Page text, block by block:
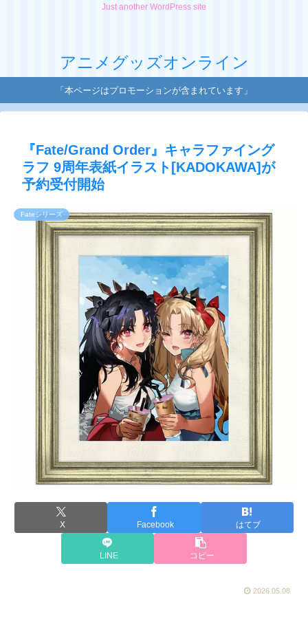
Just another WordPress site
アニメグッズオンライン
「本ページはプロモーションが含まれています」
『Fate/Grand Order』キャラファイング
ラフ 9周年表紙イラスト[KADOKAWA]が
予約受付開始
Fateシリーズ
X Facebook はてブ
LINE コピー
2026.05.08